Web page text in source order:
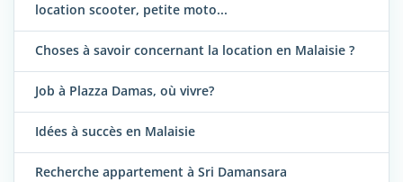
location scooter, petite moto...
Choses à savoir concernant la location en Malaisie ?
Job à Plazza Damas, où vivre?
Idées à succès en Malaisie
Recherche appartement à Sri Damansara